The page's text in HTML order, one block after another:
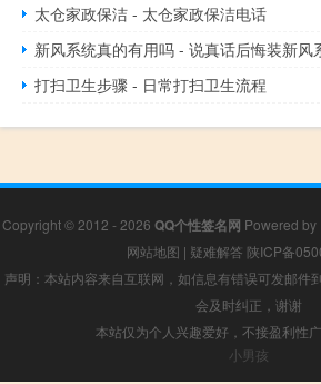
太仓家政保洁 - 太仓家政保洁电话
新风系统真的有用吗 - 说真话后悔装新风
打扫卫生步骤 - 日常打扫卫生流程
Copyright © 2012 - 2026 QQ个性签名网 Powered by
网站地图 | 疑难解答 陕ICP备
声明：本站内容来自互联网，如信息有错误可发邮件
会及时纠正，谢谢
本站仅为个人兴趣爱好，不接盈利性
小男孩